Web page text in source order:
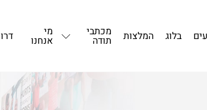
בלוג המלצות מכתבי
תודה
מי
אנחנו